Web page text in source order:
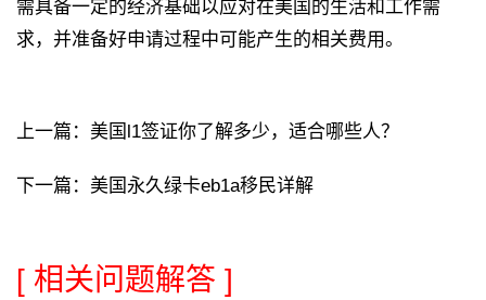
需具备一定的经济基础以应对在美国的生活和工作需
求，并准备好申请过程中可能产生的相关费用。
上一篇： 美国l1签证你了解多少，适合哪些人？
下一篇： 美国永久绿卡eb1a移民详解
[ 相关问题解答 ]